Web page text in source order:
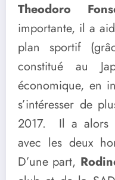
Theodoro
importante, il a
plan sportif
constitué au
économique, en
s’intéresser de
2017. Il a alors
avec les deux
D’une part,